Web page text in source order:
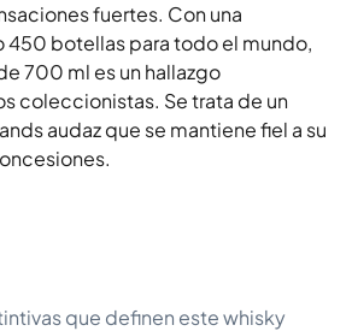
fuertes. Con una
botellas para todo el mundo,
700 ml es un hallazgo
coleccionistas. Se trata de un
audaz que se mantiene fiel a su
que definen este whisky